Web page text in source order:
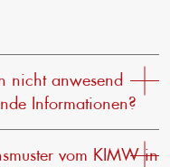
nicht anwesend
Informationen?
vom KIMW in